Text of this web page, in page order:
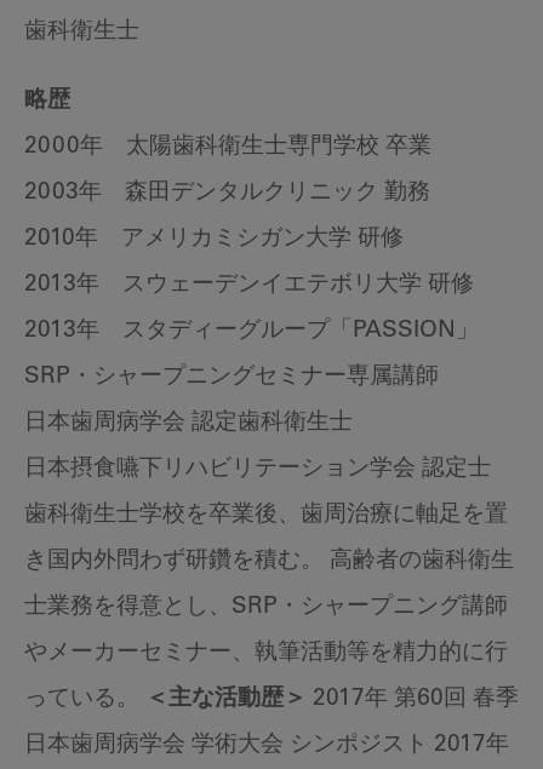
歯科衛生士
略歴
2000年 太陽歯科衛生士専門学校 卒業
2003年 森田デンタルクリニック 勤務
2010年 アメリカミシガン大学 研修
2013年 スウェーデンイエテボリ大学 研修
2013年 スタディーグループ「PASSION」
SRP・シャープニングセミナー専属講師
日本歯周病学会 認定歯科衛生士
日本摂食嚥下リハビリテーション学会 認定士
歯科衛生士学校を卒業後、歯周治療に軸足を置
き国内外問わず研鑽を積む。 高齢者の歯科衛生
士業務を得意とし、SRP・シャープニング講師
やメーカーセミナー、執筆活動等を精力的に行
っている。
＜主な活動歴＞ 2017年 第60回 春季
日本歯周病学会 学術大会 シンポジスト 2017年